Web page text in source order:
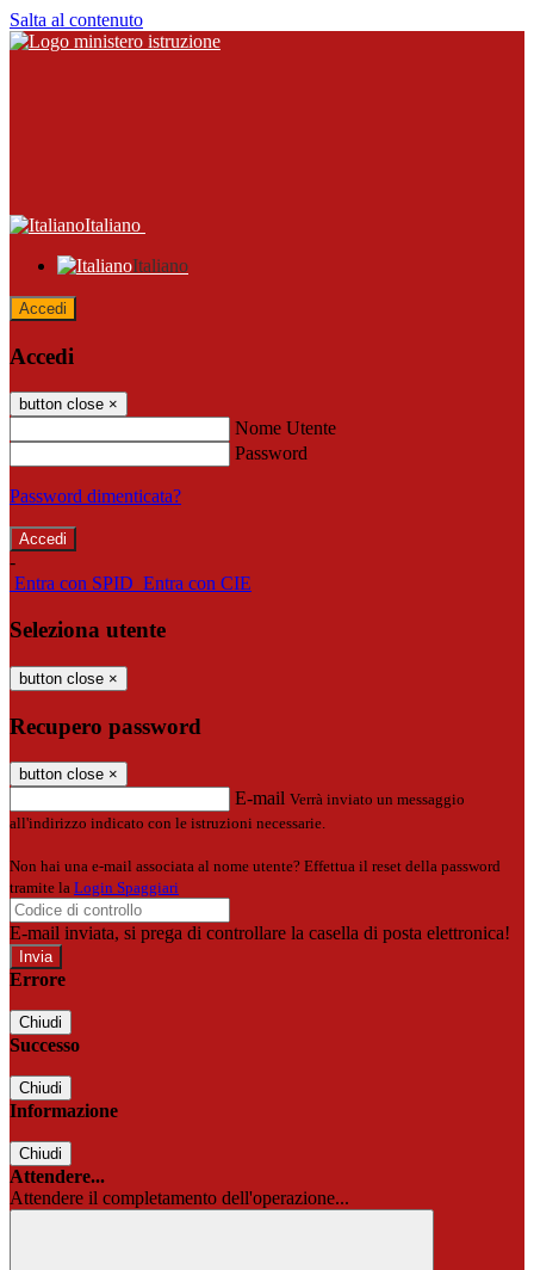
Salta al contenuto
Italiano
Italiano
Accedi
Accedi
button close ×
Nome Utente
Password
Password dimenticata?
-
Entra con SPID Entra con CIE
Seleziona utente
button close ×
Recupero password
button close ×
E-mail Verrà inviato un messaggio
all'indirizzo indicato con le istruzioni necessarie.
Non hai una e-mail associata al nome utente? Effettua il reset della password
tramite la Login Spaggiari
E-mail inviata, si prega di controllare la casella di posta elettronica!
Errore
Chiudi
Successo
Chiudi
Informazione
Chiudi
Attendere...
Attendere il completamento dell'operazione...